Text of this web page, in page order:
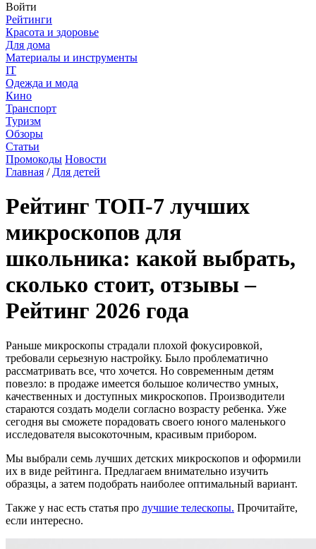
Войти
Рейтинги
Красота и здоровье
Для дома
Материалы и инструменты
IT
Одежда и мода
Кино
Транспорт
Туризм
Обзоры
Статьи
Промокоды Новости
Главная / Для детей
Рейтинг ТОП-7 лучших
микроскопов для
школьника: какой выбрать,
сколько стоит, отзывы –
Рейтинг 2026 года
Раньше микроскопы страдали плохой фокусировкой,
требовали серьезную настройку. Было проблематично
рассматривать все, что хочется. Но современным детям
повезло: в продаже имеется большое количество умных,
качественных и доступных микроскопов. Производители
стараются создать модели согласно возрасту ребенка. Уже
сегодня вы сможете порадовать своего юного маленького
исследователя высокоточным, красивым прибором.
Мы выбрали семь лучших детских микроскопов и оформили
их в виде рейтинга. Предлагаем внимательно изучить
образцы, а затем подобрать наиболее оптимальный вариант.
Также у нас есть статья про лучшие телескопы. Прочитайте,
если интересно.